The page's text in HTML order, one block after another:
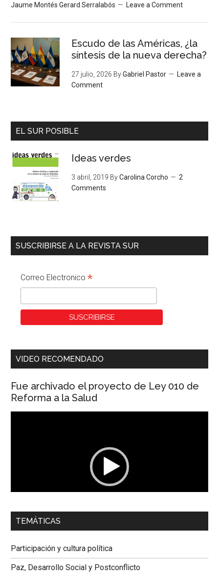
Jaume Montés Gerard Serralabós Leave a Comment
Escudo de las Américas, ¿la
síntesis de la nueva derecha?
27 julio, 2026 ByGabriel Pastor
Leave a
Comment
EL SUR POSIBLE
Ideas verdes
3 abril, 2019 ByCarolina Corcho
2
Comments
SUSCRIBIRSE A LA REVISTA SUR
Correo Electronico*
VIDEO RECOMENDADO
Fue archivado el proyecto de Ley 010 de
Reforma a la Salud
00:00 01:04
Dra. Carolina Corcho Mejía,Presidenta Corporación
Colombiana
TEMÁTICAS
Participación y cultura política
Paz, Desarrollo Social y Postconflicto